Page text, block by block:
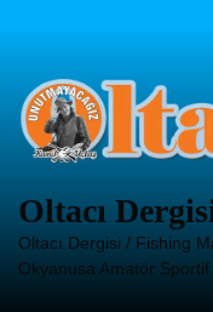
the
content
Oltacı
Oltacı Dergisi / Fishing
Okyanusa Amatör Sportif